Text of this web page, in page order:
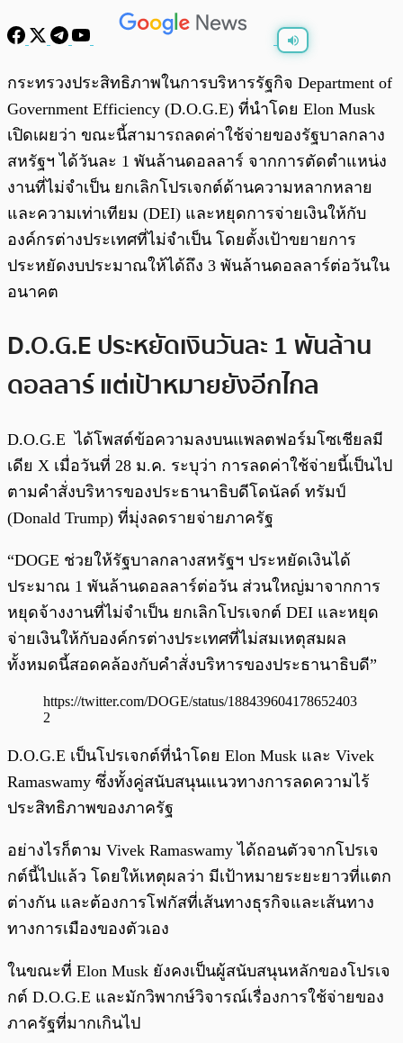
พร้อมเล่น
กระทรวงประสิทธิภาพในการบริหารรัฐกิจ Department of
Government Efficiency (D.O.G.E) ที่นำโดย Elon Musk
เปิดเผยว่า ขณะนี้สามารถลดค่าใช้จ่ายของรัฐบาลกลาง
สหรัฐฯ ได้วันละ 1 พันล้านดอลลาร์ จากการตัดตำแหน่ง
งานที่ไม่จำเป็น ยกเลิกโปรเจกต์ด้านความหลากหลาย
และความเท่าเทียม (DEI) และหยุดการจ่ายเงินให้กับ
องค์กรต่างประเทศที่ไม่จำเป็น โดยตั้งเป้าขยายการ
ประหยัดงบประมาณให้ได้ถึง 3 พันล้านดอลลาร์ต่อวันใน
อนาคต
D.O.G.E ประหยัดเงินวันละ 1 พันล้าน
ดอลลาร์ แต่เป้าหมายยังอีกไกล
D.O.G.E ได้โพสต์ข้อความลงบนแพลตฟอร์มโซเชียลมี
เดีย X เมื่อวันที่ 28 ม.ค. ระบุว่า การลดค่าใช้จ่ายนี้เป็นไป
ตามคำสั่งบริหารของประธานาธิบดีโดนัลด์ ทรัมป์
(Donald Trump) ที่มุ่งลดรายจ่ายภาครัฐ
“DOGE ช่วยให้รัฐบาลกลางสหรัฐฯ ประหยัดเงินได้
ประมาณ 1 พันล้านดอลลาร์ต่อวัน ส่วนใหญ่มาจากการ
หยุดจ้างงานที่ไม่จำเป็น ยกเลิกโปรเจกต์ DEI และหยุด
จ่ายเงินให้กับองค์กรต่างประเทศที่ไม่สมเหตุสมผล
ทั้งหมดนี้สอดคล้องกับคำสั่งบริหารของประธานาธิบดี”
https://twitter.com/DOGE/status/188439604178652403
2
D.O.G.E เป็นโปรเจกต์ที่นำโดย Elon Musk และ Vivek
Ramaswamy ซึ่งทั้งคู่สนับสนุนแนวทางการลดความไร้
ประสิทธิภาพของภาครัฐ
อย่างไรก็ตาม Vivek Ramaswamy ได้ถอนตัวจากโปรเจ
กต์นี้ไปแล้ว โดยให้เหตุผลว่า มีเป้าหมายระยะยาวที่แตก
ต่างกัน และต้องการโฟกัสที่เส้นทางธุรกิจและเส้นทาง
ทางการเมืองของตัวเอง
ในขณะที่ Elon Musk ยังคงเป็นผู้สนับสนุนหลักของโปรเจ
กต์ D.O.G.E และมักวิพากษ์วิจารณ์เรื่องการใช้จ่ายของ
ภาครัฐที่มากเกินไป